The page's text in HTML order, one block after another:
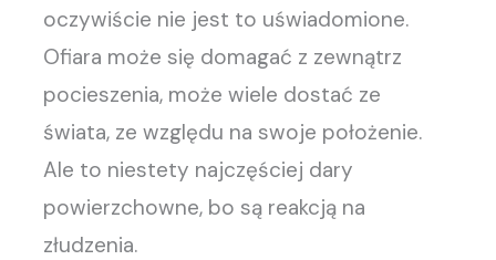
oczywiście nie jest to uświadomione.
Ofiara może się domagać z zewnątrz
pocieszenia, może wiele dostać ze
świata, ze względu na swoje położenie.
Ale to niestety najczęściej dary
powierzchowne, bo są reakcją na
złudzenia.